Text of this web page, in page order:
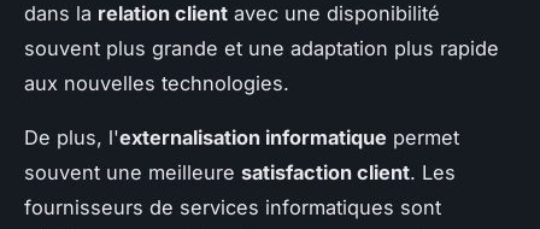
dans la relation client avec une disponibilité
souvent plus grande et une adaptation plus rapide
aux nouvelles technologies.
De plus, l'externalisation informatique permet
souvent une meilleure satisfaction client. Les
fournisseurs de services informatiques sont